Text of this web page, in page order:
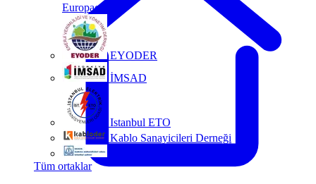
Europacable
EYODER
İMSAD
Istanbul ETO
Kablo Sanayicileri Derneği
Tüm ortaklar